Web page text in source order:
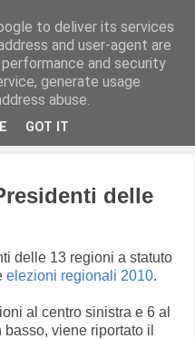
e nonsoloCAP.it
delle
delle 13 regioni a statuto
elezioni regionali 2010.
al centro sinistra e 6 al
viene riportato il
to deliver its services
and user-agent are
and security
generate usage
abuse.
GOT IT